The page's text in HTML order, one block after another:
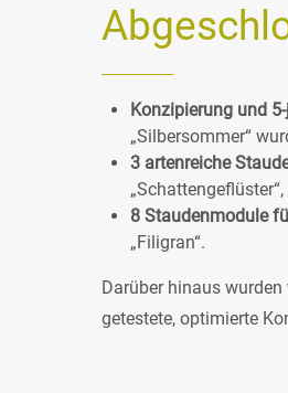
Konzipierung und
„Silbersommer“
3 artenreiche
8 Staudenmodule
„Filigran“.
Darüber hinaus
getestete, optimierte